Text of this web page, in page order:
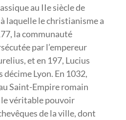
au IIe siècle de
laquelle le christianisme a
la communauté
par l’empereur
et en 197, Lucius
Lyon. En 1032,
Saint-Empire romain
véritable pouvoir
de la ville, dont